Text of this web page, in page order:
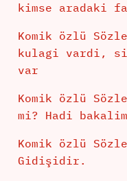
kimse aradaki
Komik özlü
kulagi vardi,
var
Komik özlü
mi? Hadi
Komik özlü
Gidişidir.